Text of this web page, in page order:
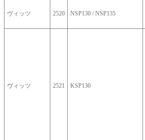
ヴィッツ 2520 NSP130 / NSP135
ヴィッツ 2521 KSP130